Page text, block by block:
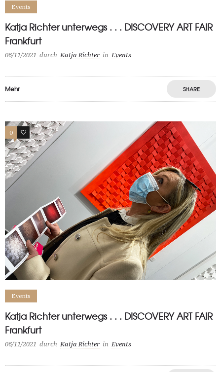
Events
Katja Richter unterwegs . . . DISCOVERY ART FAIR
Frankfurt
06/11/2021 durch Katja Richter in Events
Mehr SHARE
0 0
Events
Katja Richter unterwegs . . . DISCOVERY ART FAIR
Frankfurt
06/11/2021 durch Katja Richter in Events